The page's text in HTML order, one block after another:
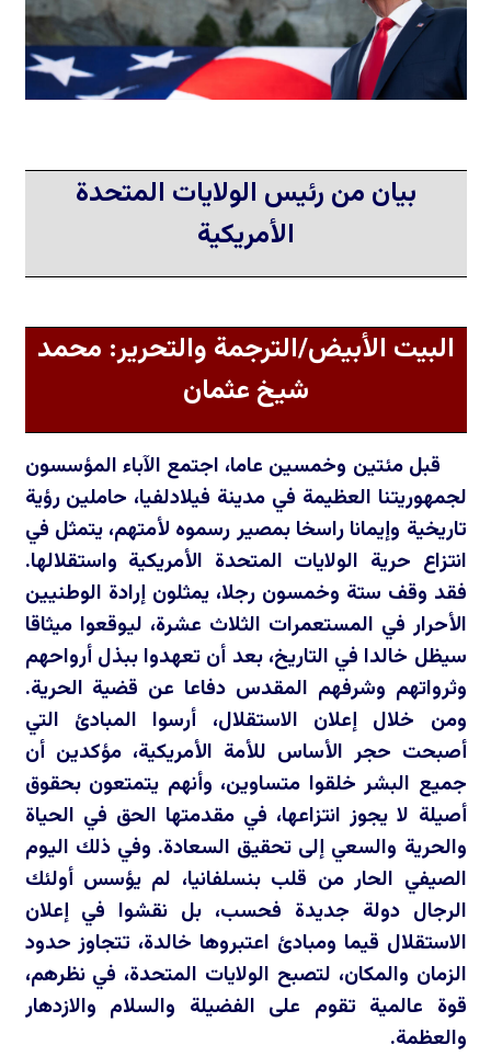
بيان من رئيس الولايات المتحدة
الأمريكية
البيت الأبيض/الترجمة والتحرير: محمد
شيخ عثمان
قبل مئتين وخمسين عاما، اجتمع الآباء المؤسسون
لجمهوريتنا العظيمة في مدينة فيلادلفيا، حاملين رؤية
تاريخية وإيمانا راسخا بمصير رسموه لأمتهم، يتمثل في
انتزاع حرية الولايات المتحدة الأمريكية واستقلالها.
فقد وقف ستة وخمسون رجلا، يمثلون إرادة الوطنيين
الأحرار في المستعمرات الثلاث عشرة، ليوقعوا ميثاقا
سيظل خالدا في التاريخ، بعد أن تعهدوا ببذل أرواحهم
وثرواتهم وشرفهم المقدس دفاعا عن قضية الحرية.
ومن خلال إعلان الاستقلال، أرسوا المبادئ التي
أصبحت حجر الأساس للأمة الأمريكية، مؤكدين أن
جميع البشر خلقوا متساوين، وأنهم يتمتعون بحقوق
أصيلة لا يجوز انتزاعها، في مقدمتها الحق في الحياة
والحرية والسعي إلى تحقيق السعادة. وفي ذلك اليوم
الصيفي الحار من قلب بنسلفانيا، لم يؤسس أولئك
الرجال دولة جديدة فحسب، بل نقشوا في إعلان
الاستقلال قيما ومبادئ اعتبروها خالدة، تتجاوز حدود
الزمان والمكان، لتصبح الولايات المتحدة، في نظرهم،
قوة عالمية تقوم على الفضيلة والسلام والازدهار
والعظمة.